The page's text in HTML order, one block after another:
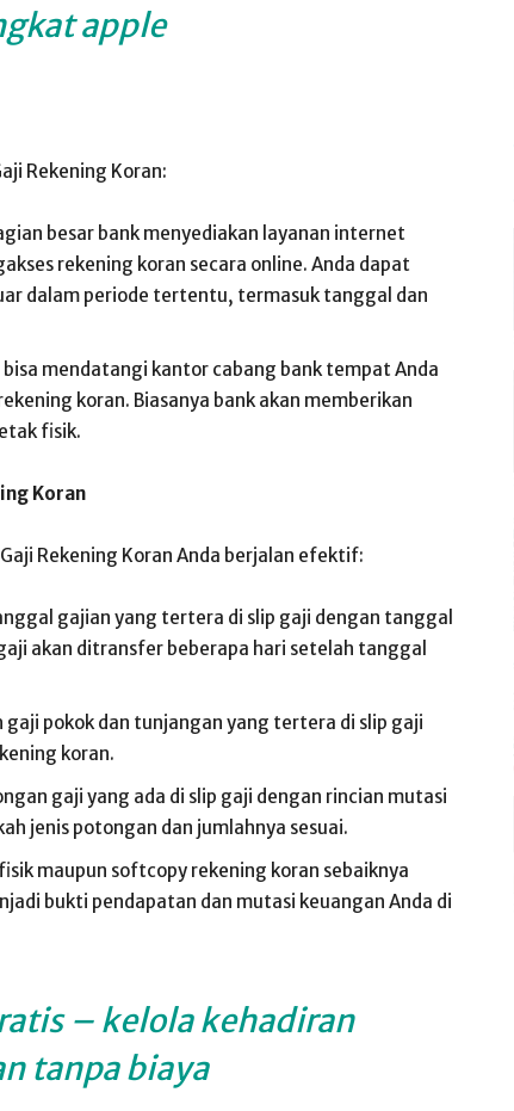
apple
Rekening Koran:
besar bank menyediakan layanan internet
rekening koran secara online. Anda dapat
dalam periode tertentu, termasuk tanggal dan
bisa mendatangi kantor cabang bank tempat Anda
koran. Biasanya bank akan memberikan
fisik.
Koran
Rekening Koran Anda berjalan efektif:
gajian yang tertera di slip gaji dengan tanggal
akan ditransfer beberapa hari setelah tanggal
gaji pokok dan tunjangan yang tertera di slip gaji
koran.
gaji yang ada di slip gaji dengan rincian mutasi
jenis potongan dan jumlahnya sesuai.
maupun softcopy rekening koran sebaiknya
bukti pendapatan dan mutasi keuangan Anda di
– kelola kehadiran
tanpa biaya